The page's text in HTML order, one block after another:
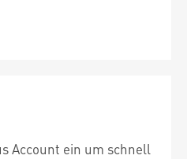
Account ein um schnell